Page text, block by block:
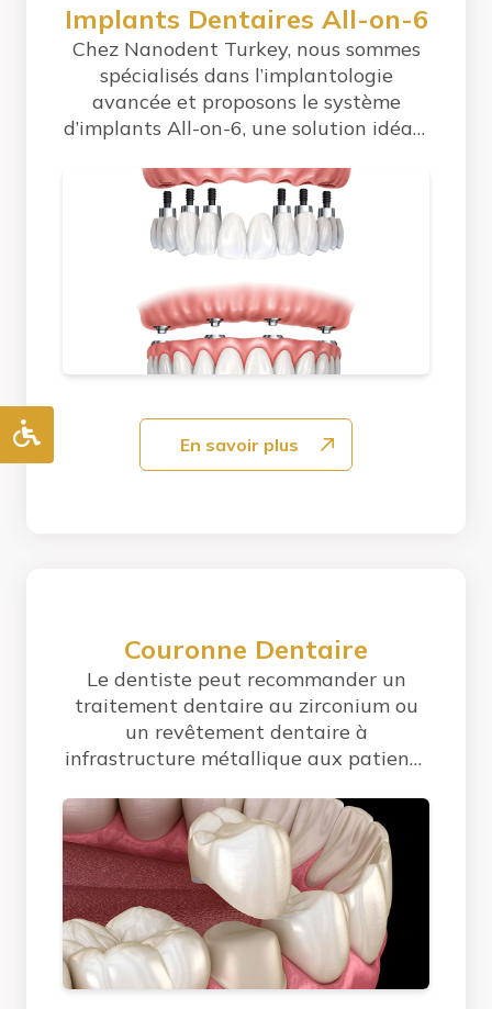
Implants Dentaires All-on-6
Chez Nanodent Turkey, nous sommes
spécialisés dans l’implantologie
avancée et proposons le système
d’implants All-on-6, une solution idéale
En savoir plus
Couronne Dentaire
Le dentiste peut recommander un
traitement dentaire au zirconium ou
un revêtement dentaire à
infrastructure métallique aux patients